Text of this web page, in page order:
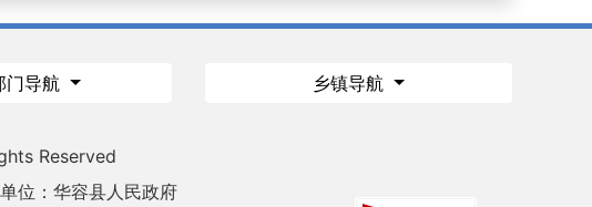
门导航 乡镇导航
Reserved
位：华容县人民政府